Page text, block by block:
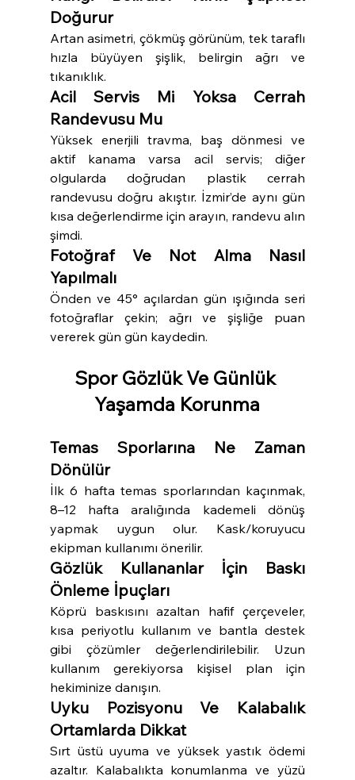
Doğurur
Artan asimetri, çökmüş görünüm, tek taraflı
hızla büyüyen şişlik, belirgin ağrı ve
tıkanıklık.
Acil Servis Mi Yoksa Cerrah
Randevusu Mu
Yüksek enerjili travma, baş dönmesi ve
aktif kanama varsa acil servis; diğer
olgularda doğrudan plastik cerrah
randevusu doğru akıştır. İzmir’de aynı gün
kısa değerlendirme için arayın, randevu alın
şimdi.
Fotoğraf Ve Not Alma Nasıl
Yapılmalı
Önden ve 45° açılardan gün ışığında seri
fotoğraflar çekin; ağrı ve şişliğe puan
vererek gün gün kaydedin.
Spor Gözlük Ve Günlük
Yaşamda Korunma
Temas Sporlarına Ne Zaman
Dönülür
İlk 6 hafta temas sporlarından kaçınmak,
8–12 hafta aralığında kademeli dönüş
yapmak uygun olur. Kask/koruyucu
ekipman kullanımı önerilir.
Gözlük Kullananlar İçin Baskı
Önleme İpuçları
Köprü baskısını azaltan hafif çerçeveler,
kısa periyotlu kullanım ve bantla destek
gibi çözümler değerlendirilebilir. Uzun
kullanım gerekiyorsa kişisel plan için
hekiminize danışın.
Uyku Pozisyonu Ve Kalabalık
Ortamlarda Dikkat
Sırt üstü uyuma ve yüksek yastık ödemi
azaltır. Kalabalıkta konumlanma ve yüzü